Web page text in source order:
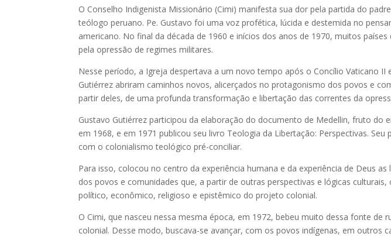
O Conselho Indigenista Missionário (Cimi) manifesta sua dor pela partida do
teólogo peruano. Pe. Gustavo foi uma voz profética, lúcida e destemida no
americano. No final da década de 1960 e inícios dos anos de 1970, muitos
pela opressão de regimes militares.
Nesse período, a Igreja despertava a um novo tempo após o Concílio Vaticano II
Gutiérrez abriram caminhos novos, alicerçados no protagonismo dos povos e
partir deles, de uma profunda transformação e libertação das correntes da
Gustavo Gutiérrez participou da elaboração do documento de Medellin, fruto do
em 1968, e em 1971 publicou seu livro Teologia da Libertação: Perspectivas.
com o colonialismo teológico pré-conciliar.
Para isso, colocou no centro da experiência humana e da experiência de Deus
dos povos e comunidades que, a partir de outras perspectivas e lógicas
político, econômico, religioso e epistêmico do projeto colonial.
O Cimi, que nasceu nessa mesma época, em 1972, bebeu muito dessa fonte de
colonial. Desse modo, buscava-se avançar, com os povos indígenas, em outros